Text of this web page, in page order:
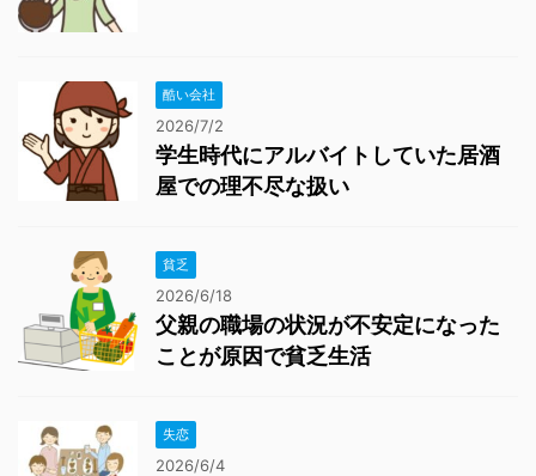
酷い会社
2026/7/2
学生時代にアルバイトしていた居酒
屋での理不尽な扱い
貧乏
2026/6/18
父親の職場の状況が不安定になった
ことが原因で貧乏生活
失恋
2026/6/4